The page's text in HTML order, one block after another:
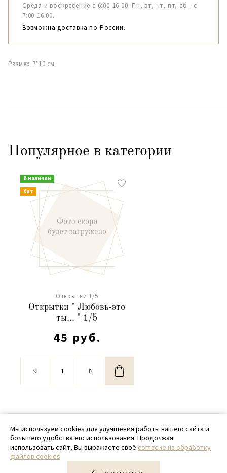
Среда и воскресение с 6:00-16:00. Пн, вт, чт, пт, сб - с
7:00-16:00.
Возможна доставка по России.
Размер 7*10 см
Популярное в категории
В наличии
Хит
Открытки 1/5
Открытки " Любовь-это
ты... " 1/5
45 руб.
© 2020 - 2026 SamPack
+ 7 (918) 699-97-87
zakaz@sampack.store
Мы используем cookies для улучшения работы нашего сайта и
большего удобства его использования. Продолжая
использовать сайт, Вы выражаете своё согласие на обработку
файлов cookies